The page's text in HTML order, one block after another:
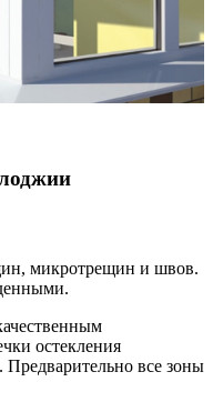
микротрещин и швов.
остекления
все зоны